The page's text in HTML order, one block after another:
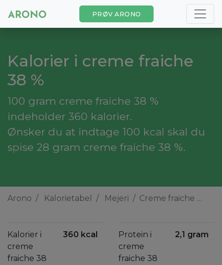
PRØV ARONO
Kalorier i creme fraiche
38 %
100 gram creme fraiche 38 %
indeholder 360 kalorier.
Ønsker du at indtage 100 kcal skal du
spise 28 gram creme fraiche 38 %.
Arono Kalorietabel Mejeri Creme fraiche 38 %
Kalorier i
creme
fraiche 38
360 kcal
Protein i
creme
fraiche 38
2,1 gram